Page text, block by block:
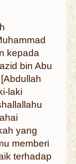
kepada
bin Abu
laki
yang
memberi
terhadap